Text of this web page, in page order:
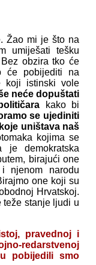
Žao mi je što na
umiješati tešku
obzira tko će
će pobijediti na
koji istinski vole
neće dopuštati
kako bi
se ujediniti
uništava naš
kojima se
je demokratska
birajući one
njenom narodu
one koji su
Hrvatskoj.
stanje ljudi u
pravednoj i
redarstvenoj
pobijedili smo